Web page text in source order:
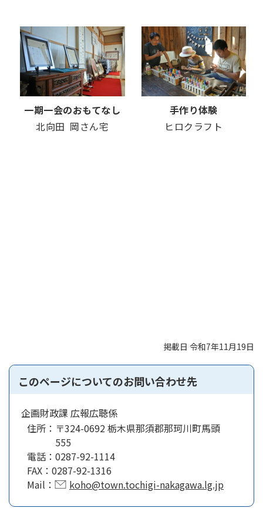
一期一会のおもてなし
北向田 岡さん宅
手作り体験
ヒロクラフト
掲載日 令和7年11月19日
このページについてのお問い合わせ先
企画財政課 広報広聴係
住所： 〒324-0692 栃木県那須郡那珂川町馬頭
555
電話： 0287-92-1114
FAX： 0287-92-1316
Mail：
koho@town.tochigi-nakagawa.lg.jp